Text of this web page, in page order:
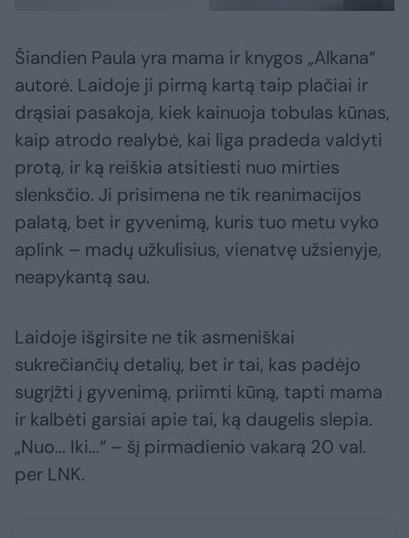
Šiandien Paula yra mama ir knygos „Alkana“
autorė. Laidoje ji pirmą kartą taip plačiai ir
drąsiai pasakoja, kiek kainuoja tobulas kūnas,
kaip atrodo realybė, kai liga pradeda valdyti
protą, ir ką reiškia atsitiesti nuo mirties
slenksčio. Ji prisimena ne tik reanimacijos
palatą, bet ir gyvenimą, kuris tuo metu vyko
aplink – madų užkulisius, vienatvę užsienyje,
neapykantą sau.
Laidoje išgirsite ne tik asmeniškai
sukrečiančių detalių, bet ir tai, kas padėjo
sugrįžti į gyvenimą, priimti kūną, tapti mama
ir kalbėti garsiai apie tai, ką daugelis slepia.
„Nuo... Iki...“ – šį pirmadienio vakarą 20 val.
per LNK.